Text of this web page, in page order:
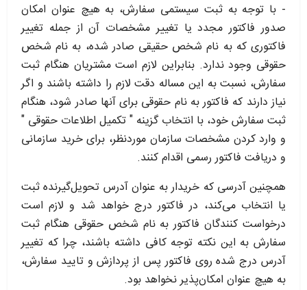
- با توجه به ثبت سیستمی سفارش، به هیچ عنوان امکان
صدور فاکتور مجدد یا تغییر مشخصات آن از جمله تغییر
فاکتوری که به نام شخص حقیقی صادر شده، به نام شخص
حقوقی وجود ندارد. بنابراین لازم است مشتریان هنگام ثبت
سفارش، نسبت به این مساله دقت لازم را داشته باشند و اگر
نیاز دارند که فاکتور به نام حقوقی برای آنها صادر شود، هنگام
ثبت سفارش خود، با انتخاب گزینه " تکمیل اطلاعات حقوقی "
و وارد کردن مشخصات سازمان موردنظر، برای خرید سازمانی
و دریافت فاکتور رسمی اقدام کنند.
همچنین آدرسی که خریدار به عنوان آدرس تحویل‌گیرنده ثبت
یا انتخاب می‌کند، در فاکتور درج خواهد شد و لازم است
درخواست کنندگان فاکتور به نام شخص حقوقی هنگام ثبت
سفارش به این نکته توجه کافی داشته باشند، چرا که تغییر
آدرس درج شده روی فاکتور پس از پردازش و تایید سفارش،
به هیچ عنوان امکان‌پذیر نخواهد بود.